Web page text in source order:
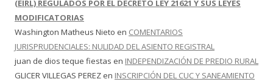
(EIRL) REGULADOS POR EL DECRETO LEY 21621 Y SUS LEYES
MODIFICATORIAS
Washington Matheus Nieto en COMENTARIOS
JURISPRUDENCIALES: NULIDAD DEL ASIENTO REGISTRAL
juan de dios teque fiestas en INDEPENDIZACIÓN DE PREDIO RURAL
GLICER VILLEGAS PEREZ en INSCRIPCIÓN DEL CUC Y SANEAMIENTO